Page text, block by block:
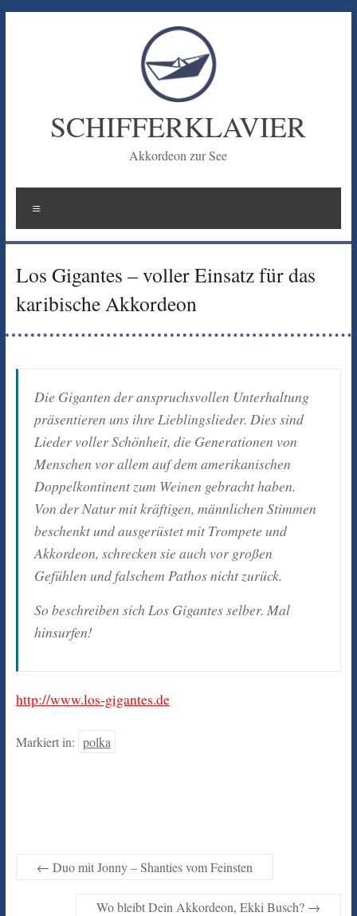
SCHIFFERKLAVIER
Akkordeon zur See
Los Gigantes – voller Einsatz für das
karibische Akkordeon
Die Giganten der anspruchsvollen Unterhaltung
präsentieren uns ihre Lieblingslieder. Dies sind
Lieder voller Schönheit, die Generationen von
Menschen vor allem auf dem amerikanischen
Doppelkontinent zum Weinen gebracht haben.
Von der Natur mit kräftigen, männlichen Stimmen
beschenkt und ausgerüstet mit Trompete und
Akkordeon, schrecken sie auch vor großen
Gefühlen und falschem Pathos nicht zurück.
So beschreiben sich Los Gigantes selber. Mal
hinsurfen!
http://www.los-gigantes.de
Markiert in: polka
← Duo mit Jonny – Shanties vom Feinsten
Wo bleibt Dein Akkordeon, Ekki Busch? →